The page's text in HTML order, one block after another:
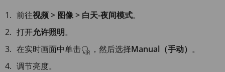
前往视频 > 图像 > 白天-夜间模式。
打开允许照明。
在实时画面中单击
，然后选择Manual（手动） 。
调节亮度。